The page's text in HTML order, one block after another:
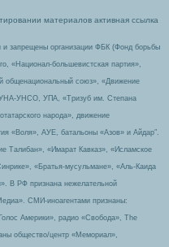
материалов активная ссылка
и запрещены организации ФБК (Фонд борьбы
«Национал-большевистская партия»,
общенациональный союз», «Движение
УНА-УНСО, УПА, «Тризуб им. Степана
народа», движение
«Воля», АУЕ, батальоны «Азов» и Айдар″.
Талибан», «Имарат Кавказ», «Исламское
«Братья-мусульмане», «Аль-Каида
В РФ признана нежелательной
СМИ-иноагентами признаны:
Америки», радио «Свобода», The
общество/центр «Мемориал»,